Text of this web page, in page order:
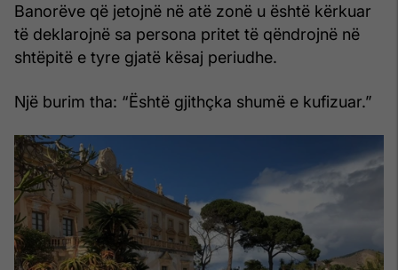
Banorëve që jetojnë në atë zonë u është kërkuar
të deklarojnë sa persona pritet të qëndrojnë në
shtëpitë e tyre gjatë kësaj periudhe.
Një burim tha: “Është gjithçka shumë e kufizuar.”